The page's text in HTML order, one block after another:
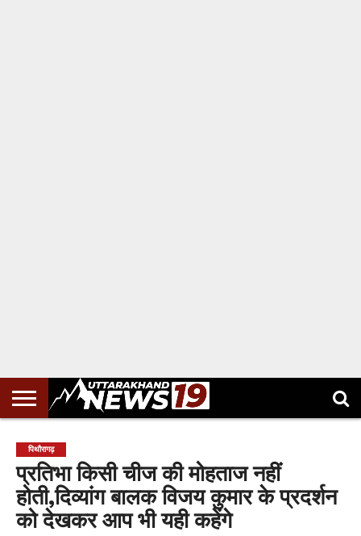
पिथौरागढ़
प्रतिभा किसी चीज की मोहताज नहीं
होती,दिव्यांग बालक विजय कुमार के प्रदर्शन
को देखकर आप भी यही कहेंगे